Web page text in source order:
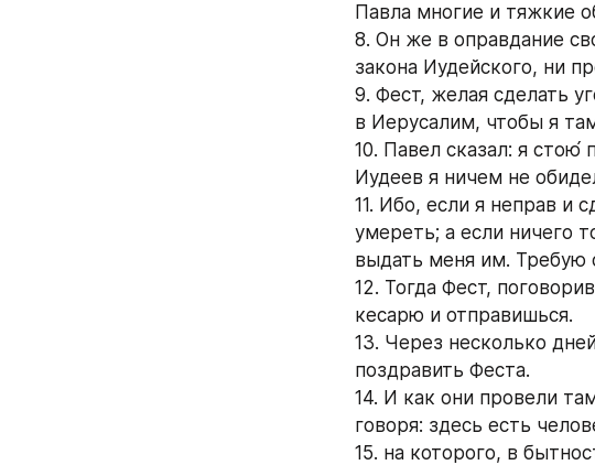
Павла многие и тяжкие
8. Он же в оправдание
закона Иудейского, ни
9. Фест, желая сделать
в Иерусалим, чтобы я
10. Павел сказал: я
Иудеев я ничем не
11. Ибо, если я неправ и
умереть; а если ничего
выдать меня им. Требую
12. Тогда Фест,
кесарю и отправишься.
13. Через несколько
поздравить Феста.
14. И как они провели
говоря: здесь есть
15. на которого, в